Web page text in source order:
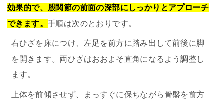
効果的で、股関節の前面の深部にしっかりとアプローチ
できます。 手順は次のとおりです。
右ひざを床につけ、左足を前方に踏み出して前後に脚
を開きます。両ひざはおおよそ直角になるよう調整し
ます。
上体を前傾させず、まっすぐに保ちながら骨盤を前方